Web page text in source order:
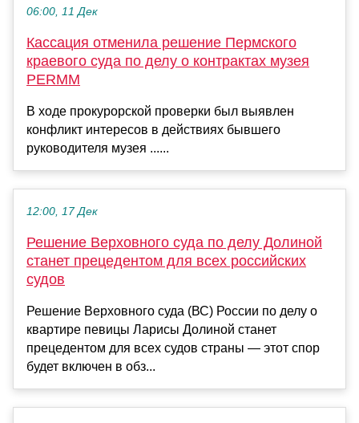
06:00, 11 Дек
Кассация отменила решение Пермского
краевого суда по делу о контрактах музея
PERMM
В ходе прокурорской проверки был выявлен
конфликт интересов в действиях бывшего
руководителя музея ......
12:00, 17 Дек
Решение Верховного суда по делу Долиной
станет прецедентом для всех российских
судов
Решение Верховного суда (ВС) России по делу о
квартире певицы Ларисы Долиной станет
прецедентом для всех судов страны — этот спор
будет включен в обз...